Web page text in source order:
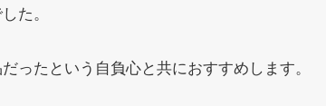
た。
ったという自負心と共におすすめします。